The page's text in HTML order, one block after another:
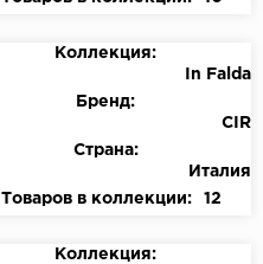
Коллекция:
In Falda
Бренд:
CIR
Страна:
Италия
Товаров в коллекции:
12
Коллекция: